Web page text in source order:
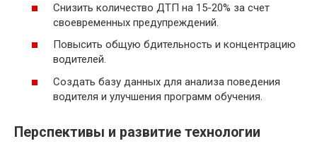
Снизить количество ДТП на 15-20% за счет
своевременных предупреждений.
Повысить общую бдительность и концентрацию
водителей.
Создать базу данных для анализа поведения
водителя и улучшения программ обучения.
Перспективы и развитие технологии